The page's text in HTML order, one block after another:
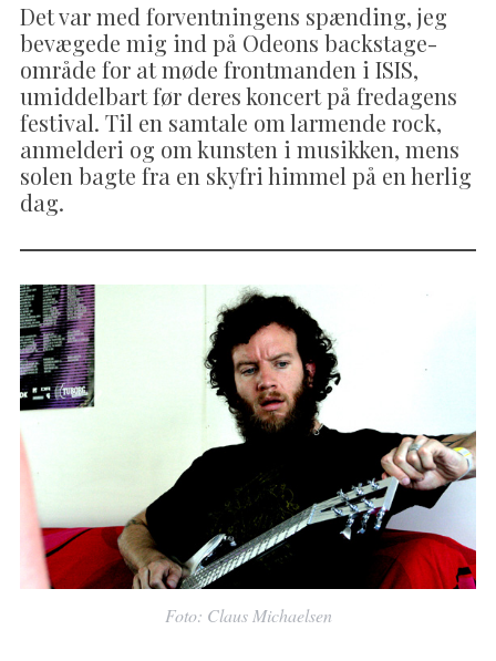
Det var med forventningens spænding, jeg
bevægede mig ind på Odeons backstage-
område for at møde frontmanden i ISIS,
umiddelbart før deres koncert på fredagens
festival. Til en samtale om larmende rock,
anmelderi og om kunsten i musikken, mens
solen bagte fra en skyfri himmel på en herlig
dag.
Foto: Claus Michaelsen